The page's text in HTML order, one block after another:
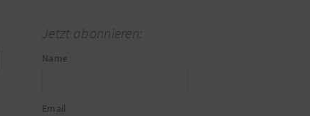
Jetzt abonnieren:
Name
Email